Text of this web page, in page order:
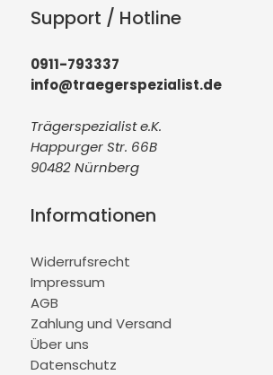
Support / Hotline
0911-793337
info@traegerspezialist.de
Trägerspezialist e.K.
Happurger Str. 66B
90482 Nürnberg
Informationen
Widerrufsrecht
Impressum
AGB
Zahlung und Versand
Über uns
Datenschutz